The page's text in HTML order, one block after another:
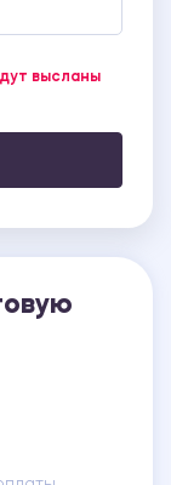
высланы